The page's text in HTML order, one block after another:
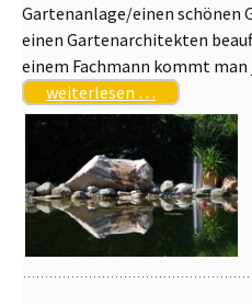
Gartenanlage/einen schönen
einen Gartenarchitekten
einem Fachmann kommt man
weiterlesen …